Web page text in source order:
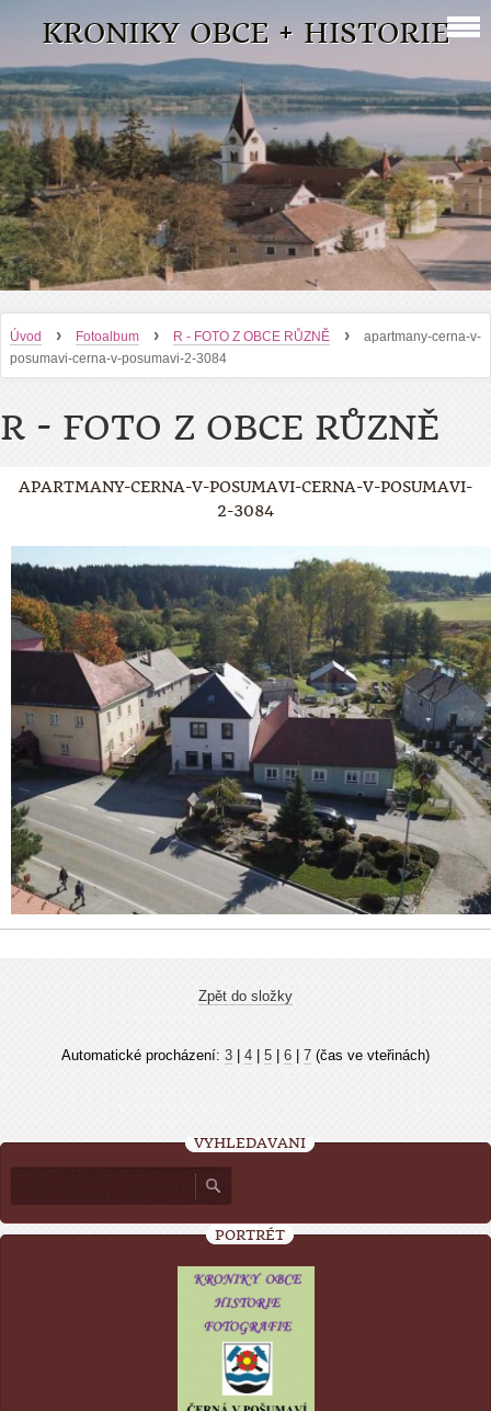
KRONIKY OBCE + HISTORIE
Úvod › Fotoalbum › R - FOTO Z OBCE RŮZNĚ ›
apartmany-cerna-v-
posumavi-cerna-v-posumavi-2-3084
R - FOTO Z OBCE RŮZNĚ
APARTMANY-CERNA-V-POSUMAVI-CERNA-V-POSUMAVI-
2-3084
Zpět do složky
Automatické procházení: 3 4 5 6 7 (čas ve vteřinách)
VYHLEDÁVÁNÍ
PORTRÉT